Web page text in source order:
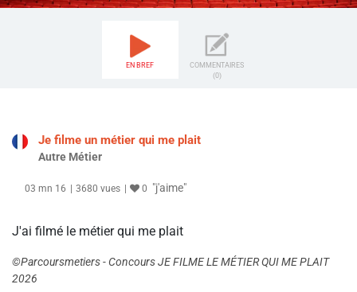
EN BREF
COMMENTAIRES
(0)
Je filme un métier qui me plait
Autre Métier
03 mn 16 3680 vues 0 "j'aime"
J'ai filmé le métier qui me plait
©Parcoursmetiers - Concours JE FILME LE MÉTIER QUI ME PLAIT
2026